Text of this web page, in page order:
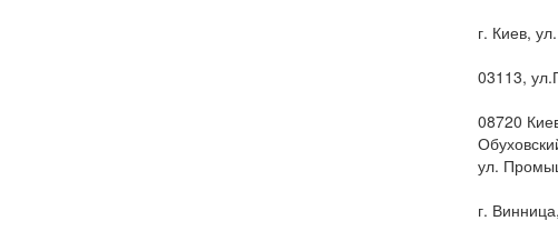
г. Киев,
03113,
08720
ул.
г.